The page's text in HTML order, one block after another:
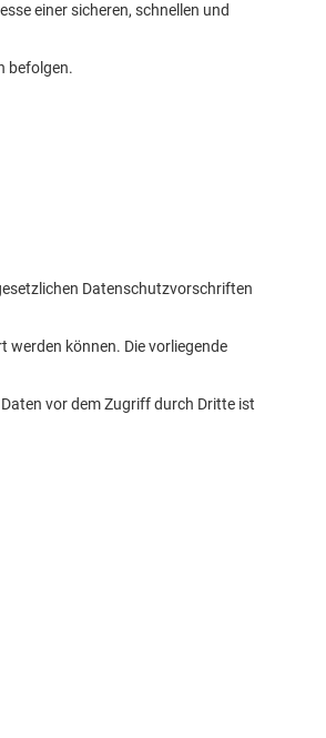
einer sicheren, schnellen und
befolgen.
Datenschutzvorschriften
werden können. Die vorliegende
vor dem Zugriff durch Dritte ist